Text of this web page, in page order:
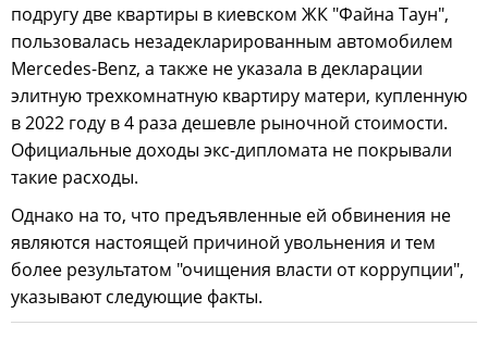
подругу две квартиры в киевском ЖК "Файна Таун",
пользовалась незадекларированным автомобилем
Mercedes-Benz, а также не указала в декларации
элитную трехкомнатную квартиру матери, купленную
в 2022 году в 4 раза дешевле рыночной стоимости.
Официальные доходы экс-дипломата не покрывали
такие расходы.
Однако на то, что предъявленные ей обвинения не
являются настоящей причиной увольнения и тем
более результатом "очищения власти от коррупции",
указывают следующие факты.